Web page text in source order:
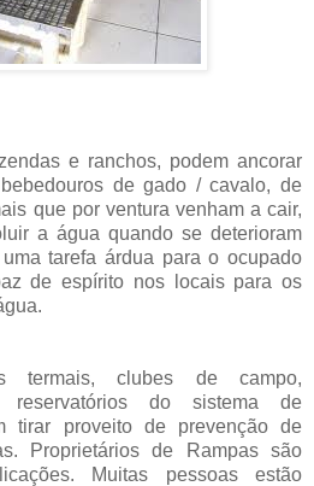
e ranchos, podem ancorar
de gado / cavalo, de
que por ventura venham a cair,
a água quando se deterioram
tarefa árdua para o ocupado
de espírito nos locais para os
termais, clubes de campo,
reservatórios do sistema de
tirar proveito de prevenção de
Proprietários de Rampas são
Muitas pessoas estão